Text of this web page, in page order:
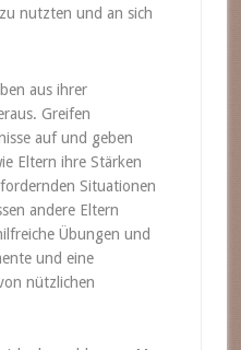
nutzten und an sich
aus ihrer
Greifen
auf und geben
Eltern ihre Stärken
Situationen
andere Eltern
Übungen und
und eine
nützlichen